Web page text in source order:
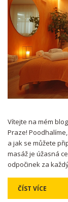
Vítejte na mém
Praze!
a jak se můžete
masáž je úžasná
odpočinek za
ČÍST VÍCE